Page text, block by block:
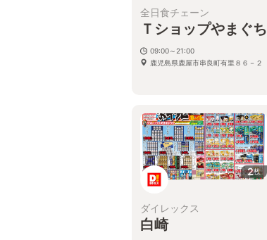
全日食チェーン
Ｔショップやまぐち
09:00～21:00
鹿児島県鹿屋市串良町有里８６－２
2枚
ダイレックス
白崎